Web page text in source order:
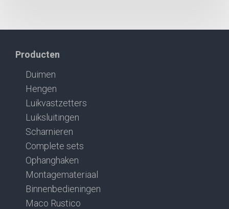
Producten
Duimen
Hengen
Luikvastzetters
Luiksluitingen
Scharnieren
Complete sets
Ophanghaken
Montagemateriaal
Binnenbedieningen
Maco Rustico